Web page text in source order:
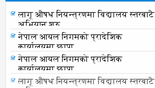
समयमै सार्वजनिक भयो विराटनगर
महानगरको बजेट पुस्तिका, कार्यान्वयन
प्रक्रिया पनि सुरु
लागू औषध नियन्त्रणमा विद्यालय स्तरबाटै
अभियान शुरु
नेपाल आयल निगमको प्रादेशिक
कार्यालयमा छापा
नेपाल आयल निगमको प्रादेशिक
कार्यालयमा छापा